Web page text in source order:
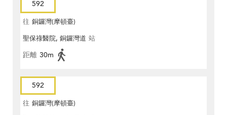
592
往 銅鑼灣(摩頓臺)
聖保祿醫院, 銅鑼灣道 站
距離 30m
592
往 銅鑼灣(摩頓臺)